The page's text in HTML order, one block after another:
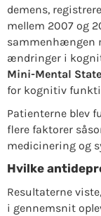
demens,
mellem 2007 og
sammenhængen
ændringer i
Mini-Mental
for kognitiv
Patienterne blev
flere faktorer
medicinering og
Hvilke
Resultaterne
i gennemsnit